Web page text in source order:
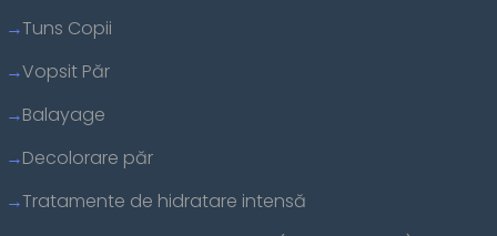
Tuns Copii
Vopsit Păr
Balayage
Decolorare păr
Tratamente de hidratare intensă